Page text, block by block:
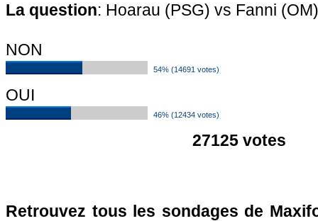
La question: Hoarau (PSG) vs Fanni
NON
54% (14691 votes)
OUI
46% (12434 votes)
27125 votes
Retrouvez tous les sondages de